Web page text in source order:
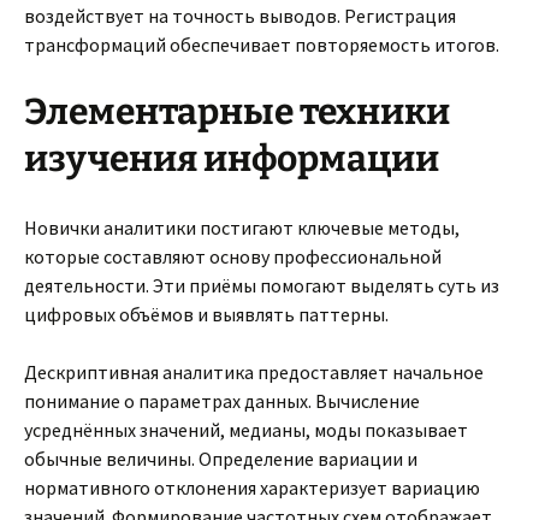
воздействует на точность выводов. Регистрация
трансформаций обеспечивает повторяемость итогов.
Элементарные техники
изучения информации
Новички аналитики постигают ключевые методы,
которые составляют основу профессиональной
деятельности. Эти приёмы помогают выделять суть из
цифровых объёмов и выявлять паттерны.
Дескриптивная аналитика предоставляет начальное
понимание о параметрах данных. Вычисление
усреднённых значений, медианы, моды показывает
обычные величины. Определение вариации и
нормативного отклонения характеризует вариацию